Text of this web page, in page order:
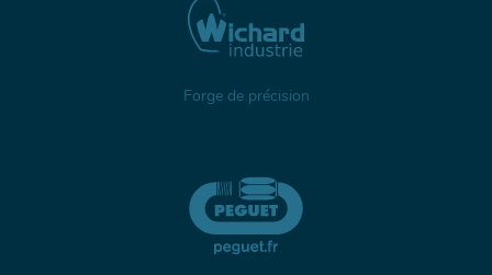
Forge de précision